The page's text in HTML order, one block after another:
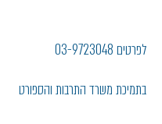
לפרטים 03-9723048
בתמיכת משרד התרבות והספורט